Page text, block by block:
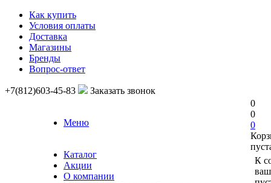
Как купить
Условия оплаты
Доставка
Магазины
Бренды
Вопрос-ответ
+7(812)603-45-83 Заказать звонок
Меню
Каталог
Акции
О компании
0
0
0
К